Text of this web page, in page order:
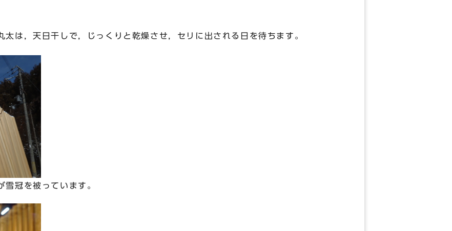
は，天日干しで，じっくりと乾燥させ，セリに出される日を待ちます。
冠を被っています。